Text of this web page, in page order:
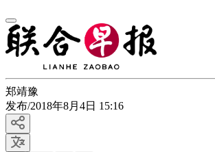
郑靖豫
发布/2018年8月4日 15:16